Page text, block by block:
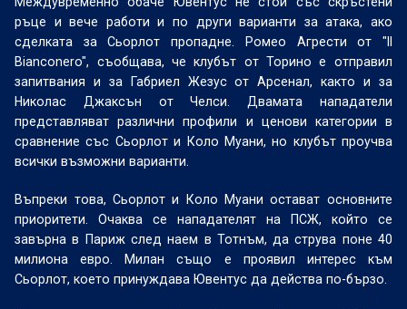
ръце и вече работи и по други варианти за атака, ако
сделката за Сьорлот пропадне. Ромео Агрести от "Il
Bianconero", съобщава, че клубът от Торино е отправил
запитвания и за Габриел Жезус от Арсенал, както и за
Николас Джаксън от Челси. Двамата нападатели
представляват различни профили и ценови категории в
сравнение със Сьорлот и Коло Муани, но клубът проучва
всички възможни варианти.
Въпреки това, Сьорлот и Коло Муани остават основните
приоритети. Очаква се нападателят на ПСЖ, който се
завърна в Париж след наем в Тотнъм, да струва поне 40
милиона евро. Милан също е проявил интерес към
Сьорлот, което принуждава Ювентус да действа по-бързо.